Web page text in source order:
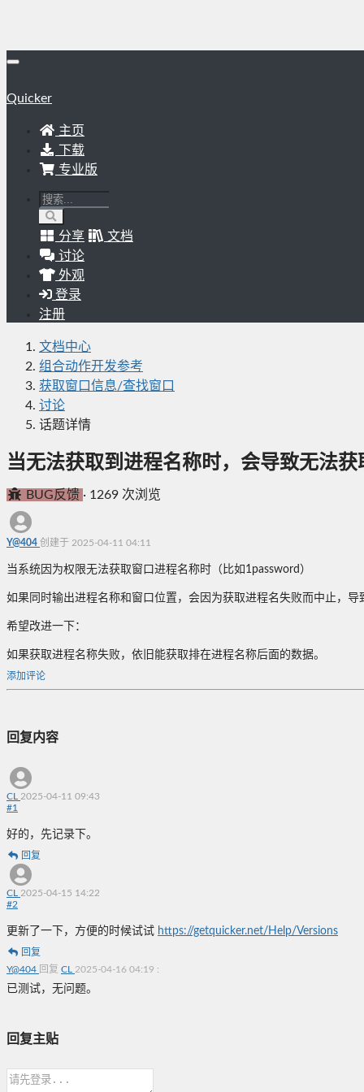
Quicker
主页
下载
专业版
分享
文档
讨论
外观
登录
注册
文档中心
组合动作开发参考
获取窗口信息/查找窗口
讨论
话题详情
当无法获取到进程名称时，会导致无法
BUG反馈 · 1269 次浏览
Y@404 创建于 2025-04-11 04:11
当系统因为权限无法获取窗口进程名称时（比如1password）
如果同时输出进程名称和窗口位置，会因为获取进程名失败而中止，
希望改进一下：
如果获取进程名称失败，依旧能获取排在进程名称后面的数据。
添加评论
回复内容
CL 2025-04-11 09:43
#1
好的，先记录下。
回复
CL 2025-04-15 14:22
#2
更新了一下，方便的时候试试 https://getquicker.net/Help/Versions
回复
Y@404 回复 CL 2025-04-16 04:19 :
已测试，无问题。
回复主贴